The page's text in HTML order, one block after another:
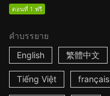
ตอนที่ 1 ฟรี
คำบรรยาย
English
繁體中文
Tiếng Việt français